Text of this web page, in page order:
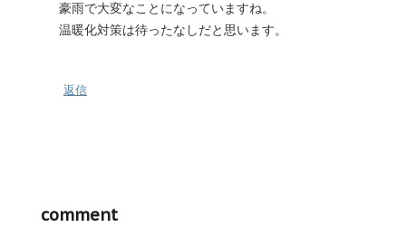
豪雨で大変なことになっていますね。
温暖化対策は待ったなしだと思います。
返信
comment